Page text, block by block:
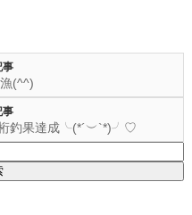
事
(^^)
事
釣果達成╰(*´︶`*)╯♡